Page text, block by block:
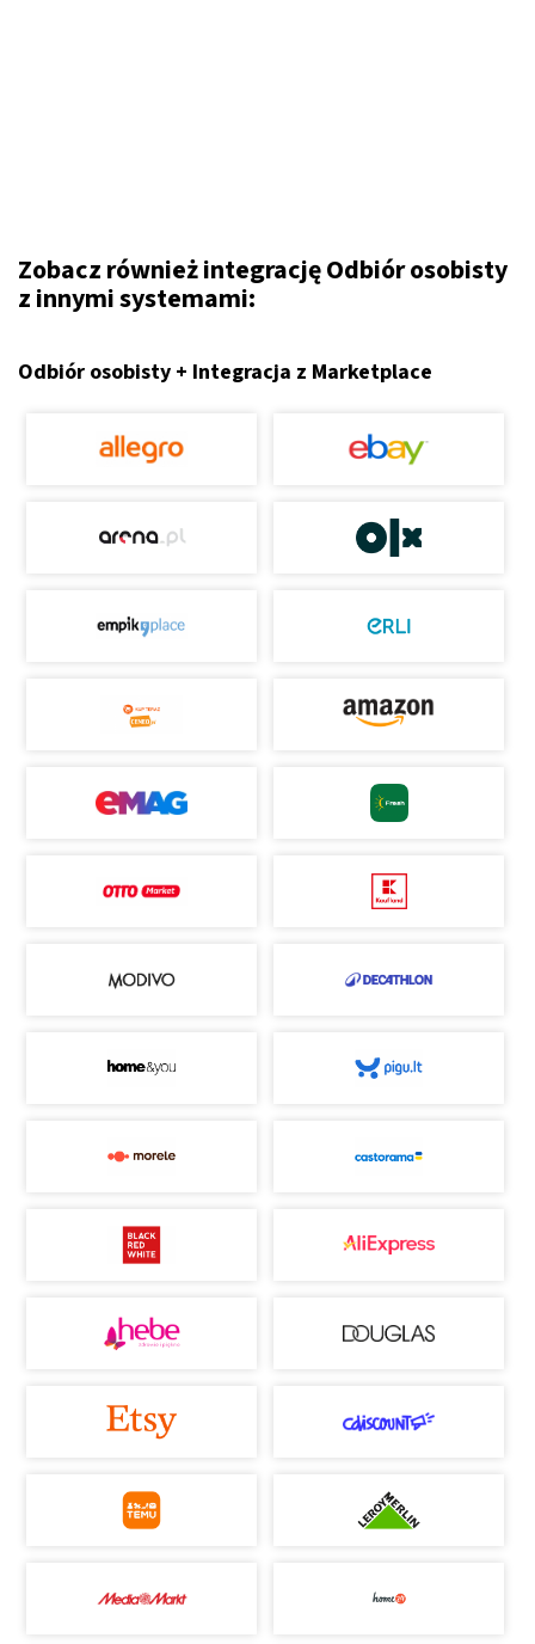
Zobacz również integrację Odbiór osobisty
z innymi systemami:
Odbiór osobisty + Integracja z Marketplace